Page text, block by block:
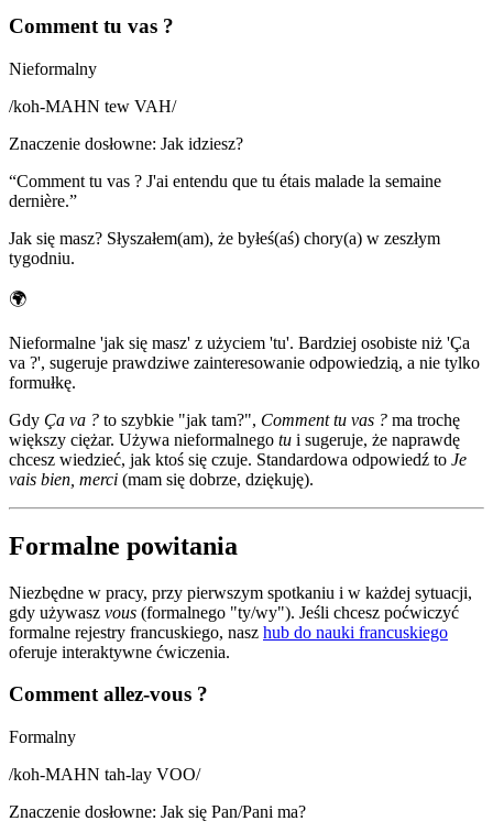
Comment tu vas ?
Nieformalny
/koh-MAHN tew VAH/
Znaczenie dosłowne: Jak idziesz?
“Comment tu vas ? J'ai entendu que tu étais malade la semaine
dernière.”
Jak się masz? Słyszałem(am), że byłeś(aś) chory(a) w zeszłym
tygodniu.
🌍
Nieformalne 'jak się masz' z użyciem 'tu'. Bardziej osobiste niż 'Ça
va ?', sugeruje prawdziwe zainteresowanie odpowiedzią, a nie tylko
formułkę.
Gdy Ça va ? to szybkie "jak tam?", Comment tu vas ? ma trochę
większy ciężar. Używa nieformalnego tu i sugeruje, że naprawdę
chcesz wiedzieć, jak ktoś się czuje. Standardowa odpowiedź to Je
vais bien, merci (mam się dobrze, dziękuję).
Formalne powitania
Niezbędne w pracy, przy pierwszym spotkaniu i w każdej sytuacji,
gdy używasz vous (formalnego "ty/wy"). Jeśli chcesz poćwiczyć
formalne rejestry francuskiego, nasz hub do nauki francuskiego
oferuje interaktywne ćwiczenia.
Comment allez-vous ?
Formalny
/koh-MAHN tah-lay VOO/
Znaczenie dosłowne: Jak się Pan/Pani ma?